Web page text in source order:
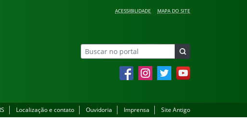
ACESSIBILIDADE MAPA DO SITE
FacebookInstagramTwitter YouTube
Localização e contato Ouvidoria Imprensa Site Antigo